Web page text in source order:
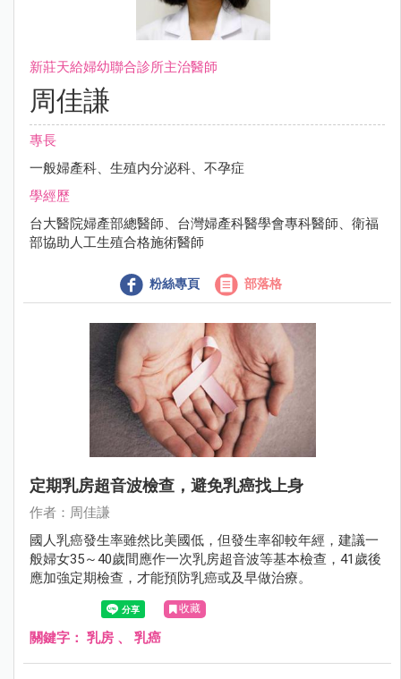
新莊天給婦幼聯合診所主治醫師
周佳謙
專長
一般婦產科、生殖内分泌科、不孕症
學經歷
台大醫院婦產部總醫師、台灣婦產科醫學會專科醫師、衛福
部協助人工生殖合格施術醫師
粉絲專頁 部落格
定期乳房超音波檢查，避免乳癌找上身
作者：周佳謙
國人乳癌發生率雖然比美國低，但發生率卻較年經，建議一
般婦女35～40歲間應作一次乳房超音波等基本檢查，41歲後
應加強定期檢查，才能預防乳癌或及早做治療。
收藏
關鍵字： 乳房 、 乳癌